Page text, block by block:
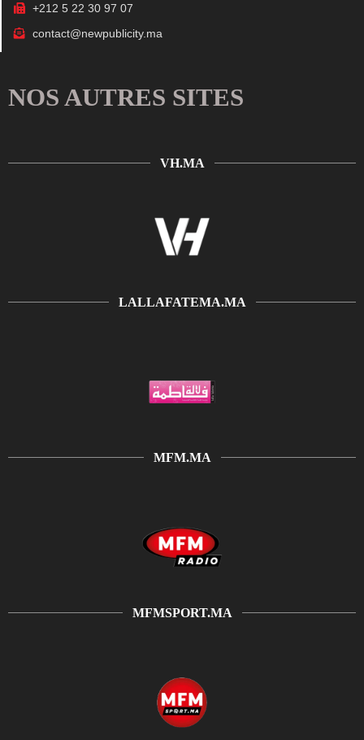
+212 5 22 30 97 07
contact@newpublicity.ma
NOS AUTRES SITES
VH.MA
LALLAFATEMA.MA
MFM.MA
MFMSPORT.MA